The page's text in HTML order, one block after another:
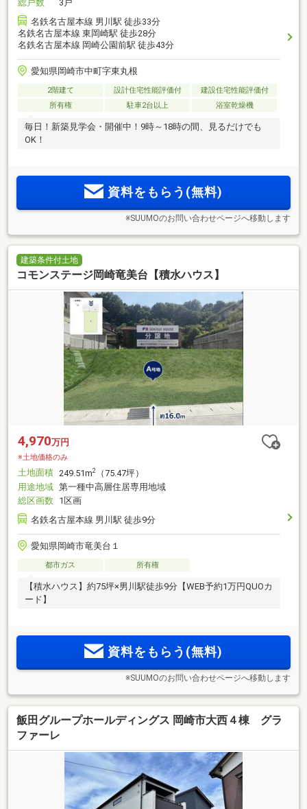
総戸数
3戸
名鉄名古屋本線 男川駅 徒歩33分
名鉄名古屋本線 東岡崎駅 徒歩28分
名鉄名古屋本線 岡崎公園前駅 徒歩43分
愛知県岡崎市中町字東丸根
2階建て 設計住宅性能評価付
建設住宅性能評価付
所有権
駐車2台以上 浴室乾燥機
毎日！新築見学会・開催中！9時～18時の間、見るだけでも
OK！
資料をもらう(無料)
※SUUMOのお問い合わせページへ移動します
建築条件付土地
コモンステージ岡崎竜美台【積水ハウス】
4,970万円
※土地価格のみ
土地面積 249.51m2
（75.47坪）
用途地域 第一種中高層住居専用地域
総区画数 1区画
名鉄名古屋本線 男川駅 徒歩9分
愛知県岡崎市竜美台１
都市ガス 所有権
【積水ハウス】約75坪×男川駅徒歩9分【WEB予約1万円QUOカ
ード】
資料をもらう(無料)
※SUUMOのお問い合わせページへ移動します
飯田グループホールディングス 岡崎市大西４棟 グラ
ファーレ